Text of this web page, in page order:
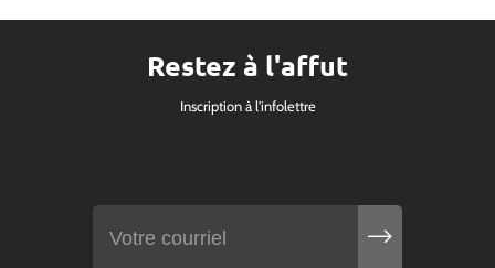
Restez à l'affut
Inscription à l'infolettre